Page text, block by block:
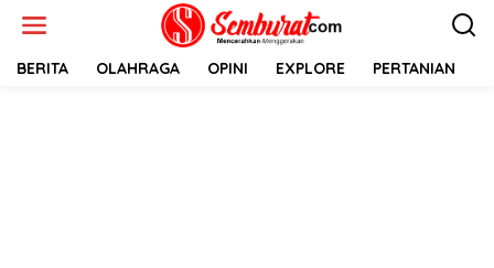
BERITA OLAHRAGA OPINI EXPLORE PERTANIAN